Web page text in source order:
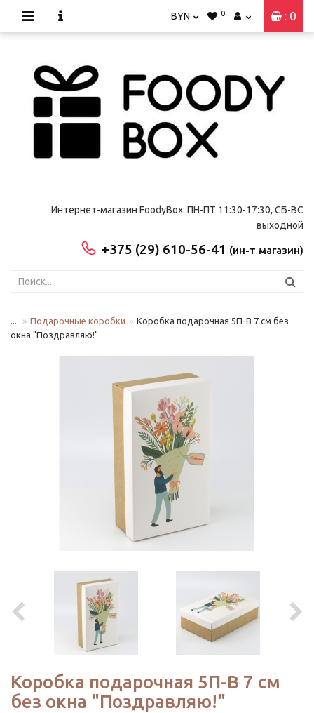
: 0
BYN 0
Интернет-магазин FoodyBox: ПН-ПТ 11:30-17:30, СБ-ВС
выходной
+375 (29) 610-56-41 (ин-т магазин)
... Подарочные коробки
Коробка подарочная 5П-В 7 см без
окна "Поздравляю!"
Коробка подарочная 5П-В 7 см
без окна "Поздравляю!"